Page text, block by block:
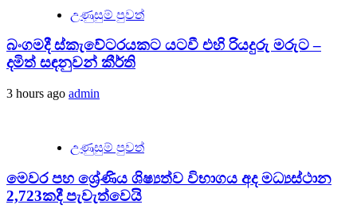
උණුසුම් පුවත්
බංගමදී ස්කැවේටරයකට යටවී එහි රියදුරු මරුට –
දමිත් සඳනුවන් කීර්ති
3 hours ago admin
උණුසුම් පුවත්
මෙවර පහ ශ්‍රේණිය ශිෂ්‍යත්ව විභාගය අද මධ්‍යස්ථාන
2,723කදී පැවැත්වෙයි